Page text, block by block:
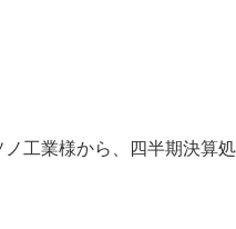
工業様から、四半期決算